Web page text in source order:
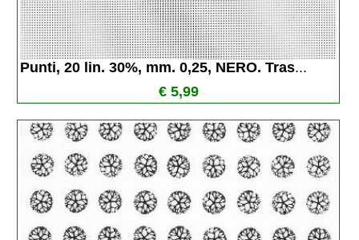
Punti, 20 lin. 30%, mm. 0,25, NERO. Tras...
€ 5,99